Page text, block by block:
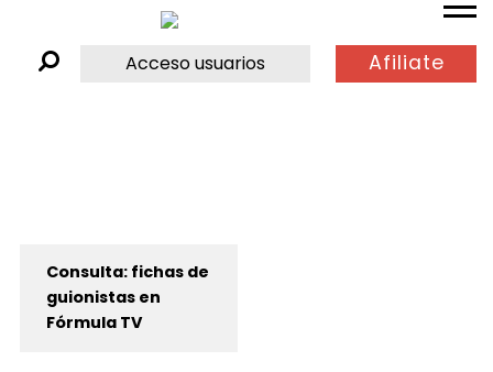
Acceso usuarios Afiliate
Consulta: fichas de
guionistas en
Fórmula TV